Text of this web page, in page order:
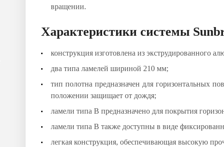
вращении.
Характеристики системы
конструкция изготовлена из экструдированного
два типа ламелей шириной 210 мм;
тип полотна предназначен для горизонтальных
положении защищает от дождя;
ламели типа B предназначено для покрытия
ламели типа B также доступны в виде
легкая конструкция, обеспечивающая высокую